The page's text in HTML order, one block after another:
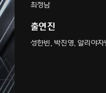
최정남
출연진
성한빈, 박진영, 알리야